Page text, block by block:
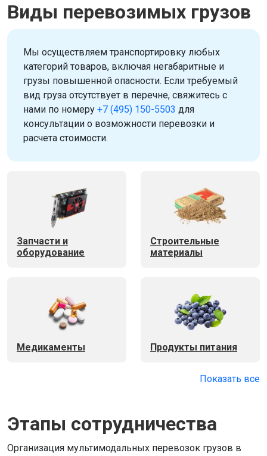
Виды перевозимых грузов
Мы осуществляем транспортировку любых
категорий товаров, включая негабаритные и
грузы повышенной опасности. Если требуемый
вид груза отсутствует в перечне, свяжитесь с
нами по номеру +7 (495) 150-5503 для
консультации о возможности перевозки и
расчета стоимости.
Запчасти и
оборудование
Строительные
материалы
Медикаменты Продукты питания
Показать все
Этапы сотрудничества
Организация мультимодальных перевозок грузов в